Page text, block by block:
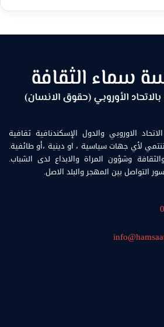
الاوروبي والدول الإسكندنافية ثقافية
تنتمي لأي جهات سياسية ، او دينية ،أو طائفية.
وشؤون المراة والابداع لدى الشباب.
التواصل بين المهجر والبلد الاصل.